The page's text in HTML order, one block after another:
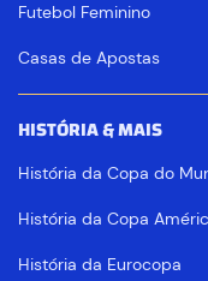
Futebol Feminino
Casas de Apostas
HISTÓRIA & MAIS
História da Copa do
História da Copa
História da Eurocopa